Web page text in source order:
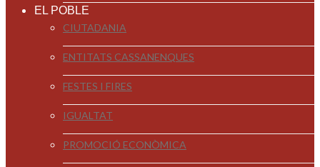
EL POBLE
CIUTADANIA
ENTITATS CASSANENQUES
FESTES I FIRES
IGUALTAT
PROMOCIÓ ECONÒMICA